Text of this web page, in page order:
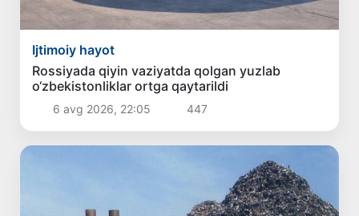
Ijtimoiy hayot
Rossiyada qiyin vaziyatda qolgan yuzlab
o‘zbekistonliklar ortga qaytarildi
6 avg 2026, 22:05 447